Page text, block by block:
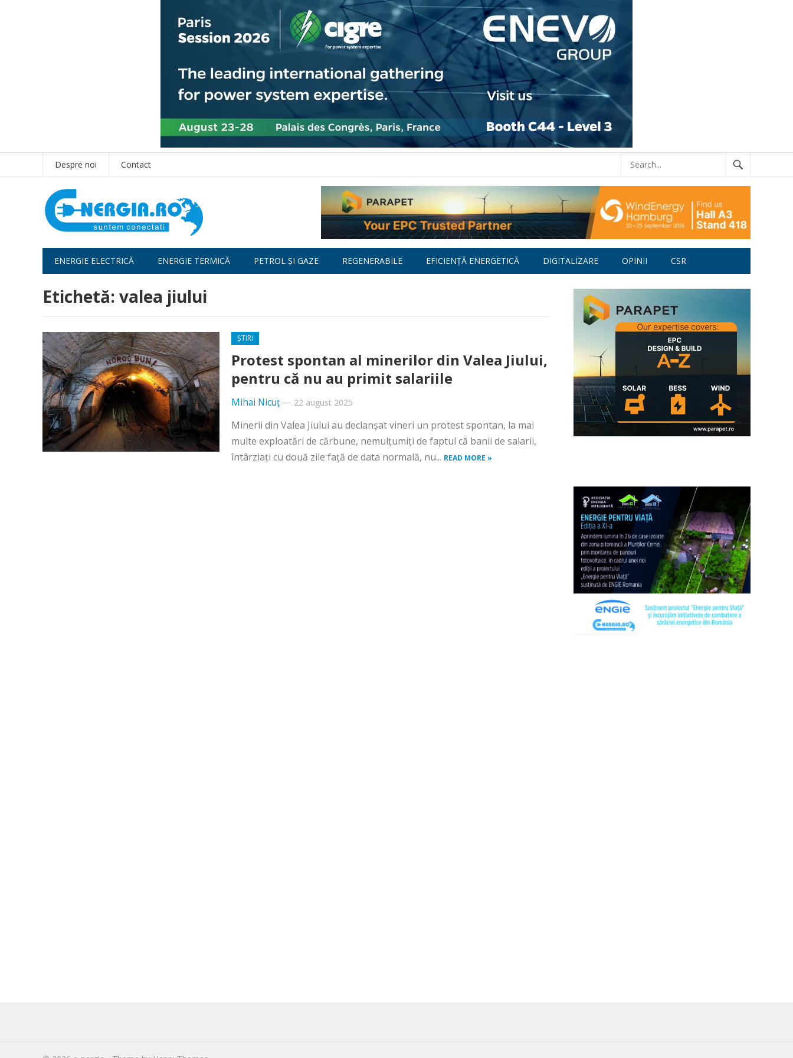
Despre noi Contact
ENERGIE ELECTRICĂ ENERGIE TERMICĂ PETROL ȘI GAZE REGENERABILE EFICIENȚĂ ENERGETICĂ DIGITALIZARE OPINII CSR
Etichetă: valea jiului
ȘTIRI
Protest spontan al minerilor din Valea Jiului,
pentru că nu au primit salariile
Mihai Nicuț— 22 august 2025
Minerii din Valea Jiului au declanşat vineri un protest spontan, la mai
multe exploatări de cărbune, nemulţumiţi de faptul că banii de salarii,
întârziaţi cu două zile faţă de data normală, nu... READ MORE »